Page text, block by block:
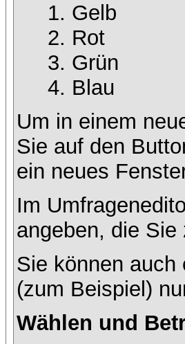
Gelb
Rot
Grün
Blau
Um in einem
Sie auf den
ein neues
Im
angeben, die
Sie können auch
(zum Beispiel)
Wählen und